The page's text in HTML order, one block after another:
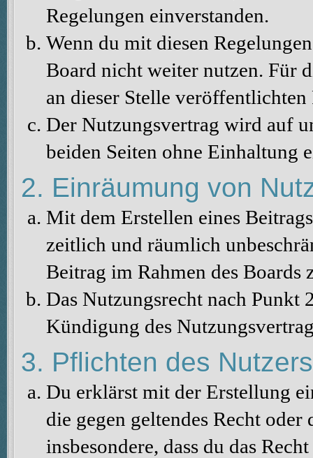
Regelungen einverstanden.
Wenn du mit diesen
Board nicht weiter nutzen. Für
an dieser Stelle veröffentlichten
Der Nutzungsvertrag wird auf
beiden Seiten ohne Einhaltung
2. Einräumung von
Mit dem Erstellen eines
zeitlich und räumlich
Beitrag im Rahmen des Boards
Das Nutzungsrecht nach Punkt
Kündigung des
3. Pflichten des Nutzers
Du erklärst mit der Erstellung
die gegen geltendes Recht
insbesondere, dass du das